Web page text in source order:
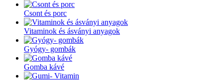
Csont és porc
Vitaminok és ásványi anyagok
Gyógy- gombák
Gomba kávé